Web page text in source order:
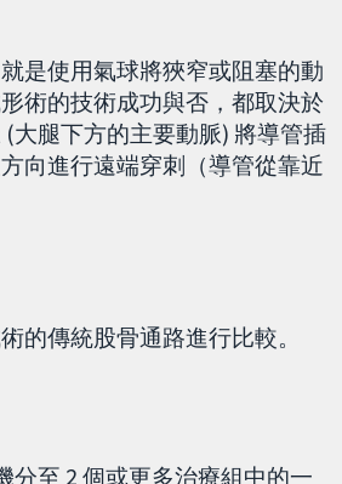
是使用氣球將狹窄或阻塞的動
術的技術成功與否，都取決於
大腿下方的主要動脈) 將導管插
向進行遠端穿刺（導管從靠近
的傳統股骨通路進行比較。
至 2 個或更多治療組中的一